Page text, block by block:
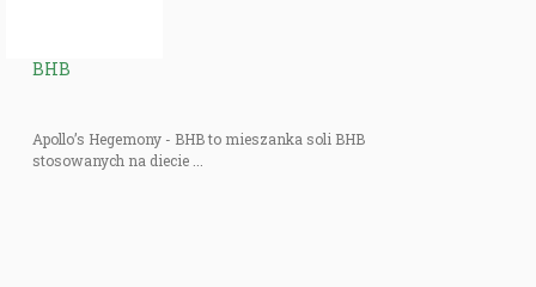
BHB
Apollo’s Hegemony - BHB to mieszanka soli BHB
stosowanych na diecie ...